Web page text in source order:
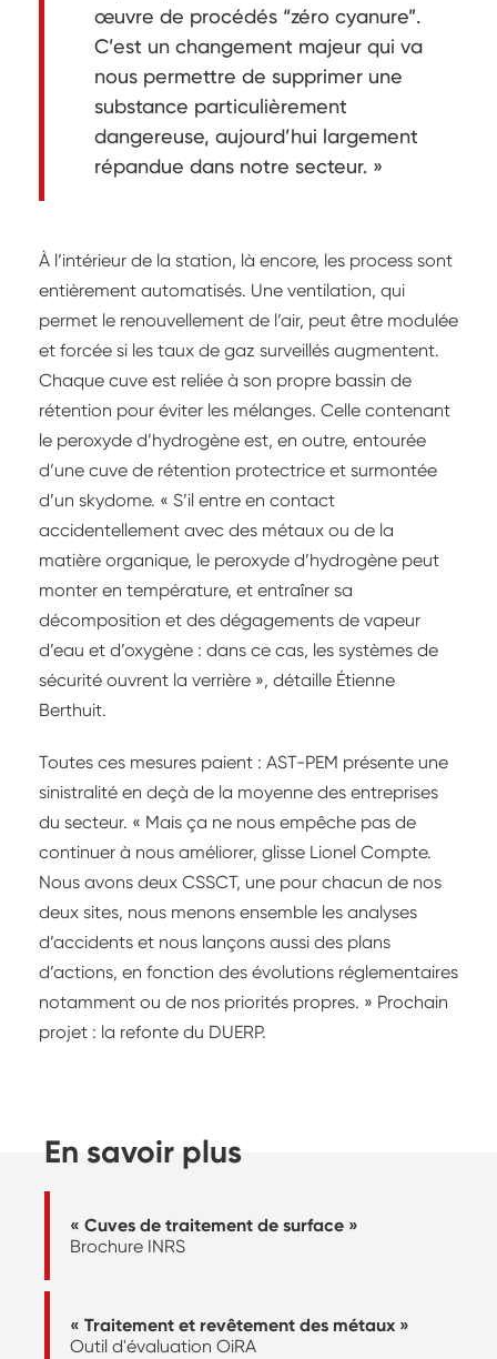
œuvre de procédés “zéro cyanure”.
C’est un changement majeur qui va
nous permettre de supprimer une
substance particulièrement
dangereuse, aujourd’hui largement
répandue dans notre secteur. »
À l’intérieur de la station, là encore, les process sont
entièrement automatisés. Une ventilation, qui
permet le renouvellement de l’air, peut être modulée
et forcée si les taux de gaz surveillés augmentent.
Chaque cuve est reliée à son propre bassin de
rétention pour éviter les mélanges. Celle contenant
le peroxyde d’hydrogène est, en outre, entourée
d’une cuve de rétention protectrice et surmontée
d’un skydome. « S’il entre en contact
accidentellement avec des métaux ou de la
matière organique, le peroxyde d’hydrogène peut
monter en température, et entraîner sa
décomposition et des dégagements de vapeur
d’eau et d’oxygène : dans ce cas, les systèmes de
sécurité ouvrent la verrière », détaille Étienne
Berthuit.
Toutes ces mesures paient : AST-PEM présente une
sinistralité en deçà de la moyenne des entreprises
du secteur. « Mais ça ne nous empêche pas de
continuer à nous améliorer, glisse Lionel Compte.
Nous avons deux CSSCT, une pour chacun de nos
deux sites, nous menons ensemble les analyses
d’accidents et nous lançons aussi des plans
d’actions, en fonction des évolutions réglementaires
notamment ou de nos priorités propres. » Prochain
projet : la refonte du DUERP.
En savoir plus
« Cuves de traitement de surface »
Brochure INRS
« Traitement et revêtement des métaux »
Outil d'évaluation OiRA